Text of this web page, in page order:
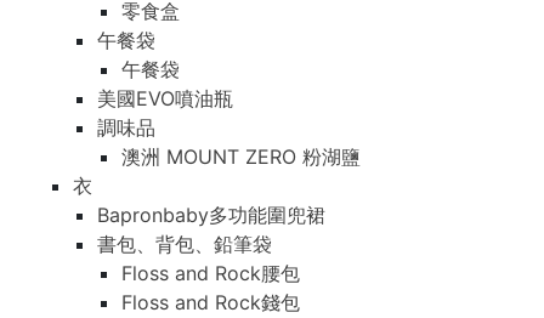
零食盒
午餐袋
午餐袋
美國EVO噴油瓶
調味品
澳洲 MOUNT ZERO 粉湖鹽
衣
Bapronbaby多功能圍兜裙
書包、背包、鉛筆袋
Floss and Rock腰包
Floss and Rock錢包